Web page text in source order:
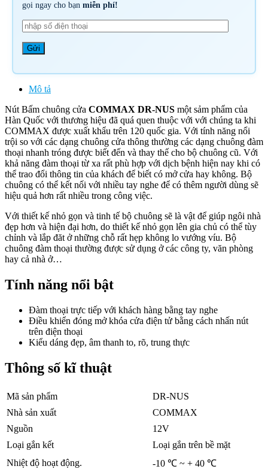
gọi ngay cho bạn miễn phí!
Mô tả
Nút Bấm chuông cửa COMMAX DR-NUS một sảm phẩm của
Hàn Quốc với thương hiệu đã quá quen thuộc với với chúng ta khi
COMMAX được xuất khẩu trên 120 quốc gia. Với tính năng nổi
trội so với các dạng chuông cửa thông thường các dạng chuông đàm
thoại nhanh tróng được biết đến và thay thế cho bộ chuông cũ. Với
khả năng đàm thoại từ xa rất phù hợp với dịch bệnh hiện nay khi có
thể trao đổi thông tin của khách để biết có mở cửa hay không. Bộ
chuông có thể kết nối với nhiều tay nghe để có thêm người dùng sẽ
hiệu quả hơn rất nhiều trong công việc.
Với thiết kế nhỏ gọn và tinh tế bộ chuông sẽ là vật để giúp ngôi nhà
đẹp hơn và hiện đại hơn, do thiết kế nhỏ gọn lên gia chủ có thể tùy
chỉnh và lắp đăt ở những chỗ rất hẹp không lo vướng víu. Bộ
chuông đàm thoại thường được sử dụng ở các công ty, văn phòng
hay cả nhà ở…
Tính năng nổi bật
Đàm thoại trực tiếp với khách hàng bằng tay nghe
Điều khiển đóng mở khóa cửa điện tử bằng cách nhấn nút
trên điện thoại
Kiểu dáng đẹp, âm thanh to, rõ, trung thực
Thông số kĩ thuật
Mã sản phẩm
DR-NUS
Nhà sản xuất
COMMAX
Nguồn
12V
Loại gắn kết
Loại gắn trên bề mặt
Nhiệt độ hoạt động.
-10 ℃ ~ + 40 ℃